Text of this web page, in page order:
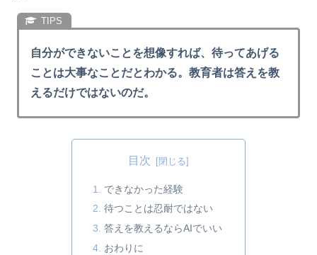
自分ができないことを想像すれば、待ってあげる
ことは大事なことだとわかる。教育者は答えを教
えるだけではないのだ。
目次
できなかった経験
待つことは忍耐ではない
答えを教えるならAIでいい
おわりに